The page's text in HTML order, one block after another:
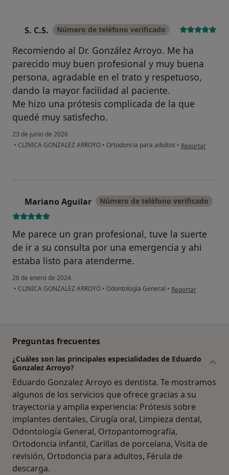
S. C.S. Número de teléfono verificado
Recomiendo al Dr. González Arroyo. Me ha
parecido muy buen profesional y muy buena
persona, agradable en el trato y respetuoso,
dando la mayor facilidad al paciente.
Me hizo una prótesis complicada de la que
quedé muy satisfecho.
23 de junio de 2026
• CLINICA GONZALEZ ARROYO • Ortodoncia para adultos • en opinión del
Reportar
Mariano Aguilar Número de teléfono verificado
Me parece un gran profesional, tuve la suerte
de ir a su consulta por una emergencia y ahi
estaba listo para atenderme.
26 de enero de 2024
• CLINICA GONZALEZ ARROYO • Odontología General • en opinión del
Reportar
Preguntas frecuentes
¿Cuáles son las principales especialidades de Eduardo
Gonzalez Arroyo?
Eduardo Gonzalez Arroyo es dentista. Te mostramos
algunos de los servicios que ofrece gracias a su
trayectoria y amplia experiencia: Prótesis sobre
implantes dentales, Cirugía oral, Limpieza dental,
Odontología General, Ortopantomografía,
Ortodoncia infantil, Carillas de porcelana, Visita de
revisión, Ortodoncia para adultos, Férula de
descarga.